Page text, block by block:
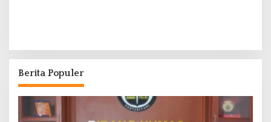
Berita Populer